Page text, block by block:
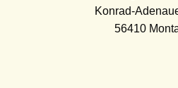
Konrad-
56410